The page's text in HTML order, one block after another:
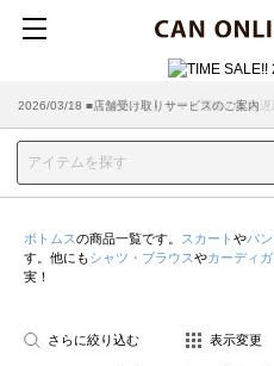
2026/07/29 ■【お知らせ】ヤマト運輸の配送遅
2026/03/18 ■店舗受け取りサービスのご案内
ボトムスの商品一覧です。 スカート やパ
す。他にもシャツ・ブラウスやカーディガ
実！
さらに絞り込む 表示変更